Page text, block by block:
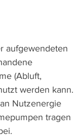
aufgewendeten
(Abluft,
werden kann.
Nutzenergie
tragen